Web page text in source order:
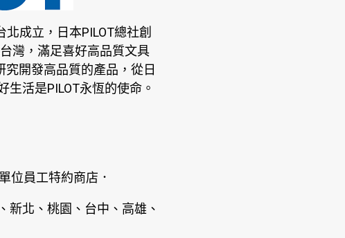
成立，日本PILOT總社創
灣，滿足喜好高品質文具
究開發高品質的產品，從日
活是PILOT永恆的使命。
位員工特約商店．
新北、桃園、台中、高雄、